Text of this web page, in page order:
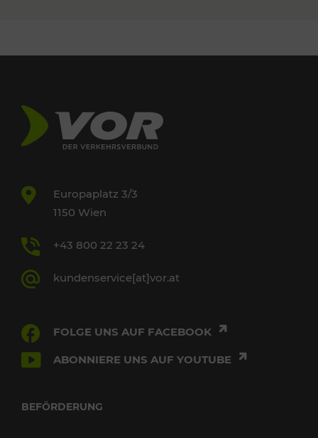
Europaplatz 3/3
1150 Wien
+43 800 22 23 24
kundenservice[at]vor.at
FOLGE UNS AUF FACEBOOK
ABONNIERE UNS AUF YOUTUBE
BEFÖRDERUNG